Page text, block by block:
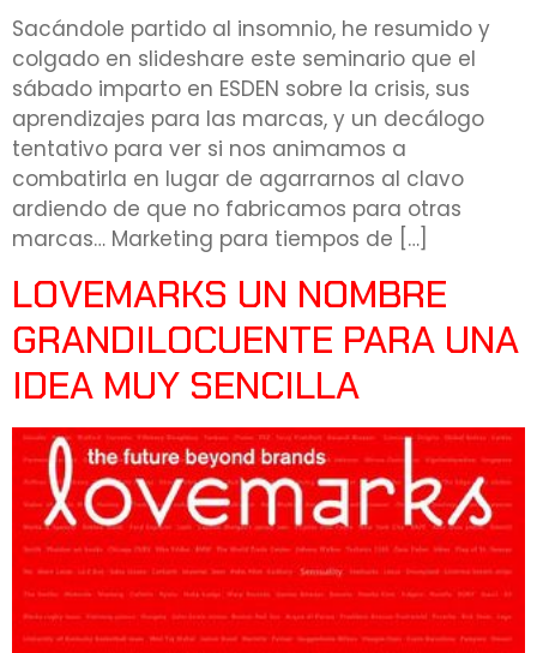
Sacándole partido al insomnio, he resumido y
colgado en slideshare este seminario que el
sábado imparto en ESDEN sobre la crisis, sus
aprendizajes para las marcas, y un decálogo
tentativo para ver si nos animamos a
combatirla en lugar de agarrarnos al clavo
ardiendo de que no fabricamos para otras
marcas… Marketing para tiempos de […]
LOVEMARKS UN NOMBRE
GRANDILOCUENTE PARA UNA
IDEA MUY SENCILLA